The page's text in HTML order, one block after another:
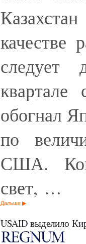
качестве
следует
обогнал
по
США.
свет, …
Дальше
USAID выделило